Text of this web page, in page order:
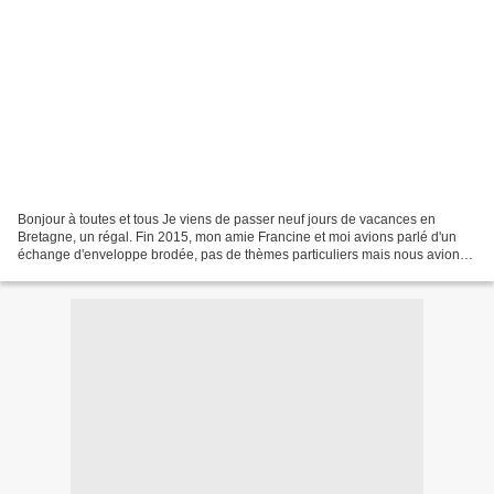
Bonjour à toutes et tous Je viens de passer neuf jours de vacances en
Bretagne, un régal. Fin 2015, mon amie Francine et moi avions parlé d'un
échange d'enveloppe brodée, pas de thèmes particuliers mais nous avions